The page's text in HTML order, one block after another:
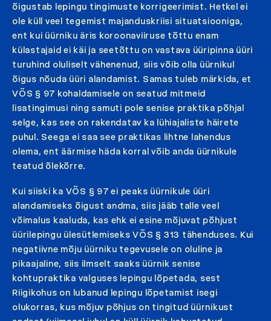
õigustab lepingu tingimuste korrigeerimist. Hetkel ei
ole küll veel tegemist majanduskriisi situatsiooniga,
ent kui üürniku äris koroonaviiruse tõttu enam
külastajaid ei käi ja seetõttu on vastava üüripinna üüri
turuhind oluliselt vähenenud, siis võib olla üürnikul
õigus nõuda üüri alandamist. Samas tuleb märkida, et
VÕS § 97 kohaldamisele on seatud mitmeid
lisatingimusi ning samuti pole senise praktika põhjal
selge, kas see on rakendatav ka lühiajaliste häirete
puhul. Seega ei saa see praktikas lihtne lahendus
olema, ent äärmise häda korral võib anda üürnikule
teatud õlekõrre.
Kui siiski ka VÕS § 97 ei peaks üürnikule üüri
alandamiseks õigust andma, siis jääb talle veel
võimalus kaaluda, kas ehk ei esine mõjuvat põhjust
üürilepingu ülesütlemiseks VÕS § 313 tähenduses. Kui
negatiivne mõju üürniku tegevusele on oluline ja
pikaajaline, siis ilmselt saaks üürnik senise
kohtupraktika valguses lepingu lõpetada, sest
Riigikohus on lubanud lepingu lõpetamist isegi
olukorras, kus mõjuv põhjus on tingitud üürnikust